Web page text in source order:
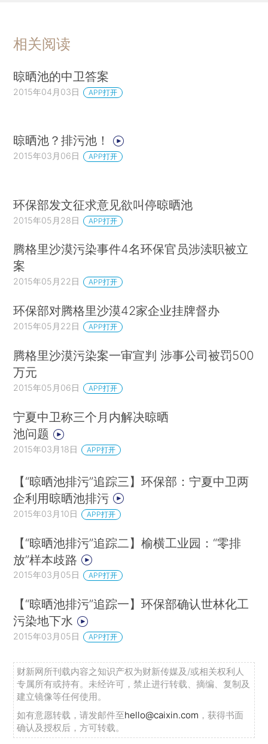
相关阅读
晾晒池的中卫答案
2015年04月03日 APP打开
晾晒池？排污池！
2015年03月06日 APP打开
环保部发文征求意见欲叫停晾晒池
2015年05月28日 APP打开
腾格里沙漠污染事件4名环保官员涉渎职被立
案
2015年05月22日 APP打开
环保部对腾格里沙漠42家企业挂牌督办
2015年05月22日 APP打开
腾格里沙漠污染案一审宣判 涉事公司被罚500
万元
2015年05月06日 APP打开
宁夏中卫称三个月内解决晾晒
池问题
2015年03月18日 APP打开
【“晾晒池排污”追踪三】环保部：宁夏中卫两
企利用晾晒池排污
2015年03月10日 APP打开
【“晾晒池排污”追踪二】榆横工业园：“零排
放”样本歧路
2015年03月05日 APP打开
【“晾晒池排污”追踪一】环保部确认世林化工
污染地下水
2015年03月05日 APP打开
财新网所刊载内容之知识产权为财新传媒及/或相关权利人
专属所有或持有。未经许可，禁止进行转载、摘编、复制及
建立镜像等任何使用。
如有意愿转载，请发邮件至hello@caixin.com ，获得书面
确认及授权后，方可转载。